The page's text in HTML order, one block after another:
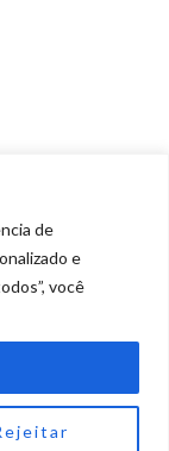
de
e
você
não está autorizado
dos produtos.